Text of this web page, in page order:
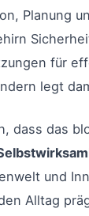
Planung
für
legt
dass das
und
Alltag